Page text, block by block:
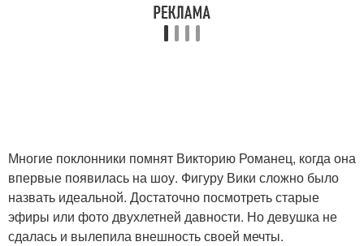
Многие поклонники помнят Викторию Романец, когда она
впервые появилась на шоу. Фигуру Вики сложно было
назвать идеальной. Достаточно посмотреть старые
эфиры или фото двухлетней давности. Но девушка не
сдалась и вылепила внешность своей мечты.